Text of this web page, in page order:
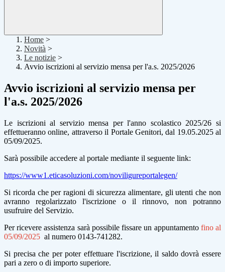
Home >
Novità >
Le notizie >
Avvio iscrizioni al servizio mensa per l'a.s. 2025/2026
Avvio iscrizioni al servizio mensa per
l'a.s. 2025/2026
Le iscrizioni al servizio mensa per l'anno scolastico 2025/26 si
effettueranno online, attraverso il Portale Genitori, dal 19.05.2025 al
05/09/2025.
Sarà possibile accedere al portale mediante il seguente link:
https://www1.eticasoluzioni.com/noviligureportalegen/
Si ricorda che per ragioni di sicurezza alimentare, gli utenti che non
avranno regolarizzato l'iscrizione o il rinnovo, non potranno
usufruire del Servizio.
Per ricevere assistenza sarà possibile fissare un appuntamento fino al
05/09/2025 al numero 0143-741282.
Si precisa che per poter effettuare l'iscrizione, il saldo dovrà essere
pari a zero o di importo superiore.